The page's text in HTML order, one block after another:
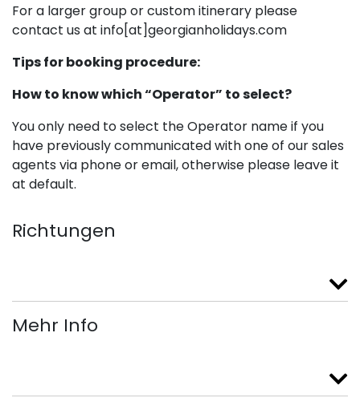
For a larger group or custom itinerary please
contact us at info[at]georgianholidays.com
Tips for booking procedure:
How to know which “Operator” to select?
You only need to select the Operator name if you
have previously communicated with one of our sales
agents via phone or email, otherwise please leave it
at default.
Richtungen
Mehr Info